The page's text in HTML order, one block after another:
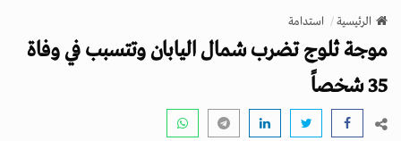
v
g
a
الرئيسية استدامة
موجة ثلوج تضرب شمال اليابان وتتسبب في وفاة
35 شخصاً